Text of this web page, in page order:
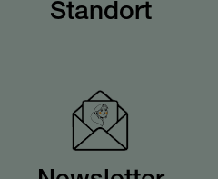
Standort